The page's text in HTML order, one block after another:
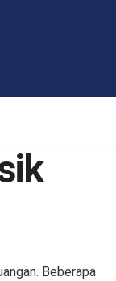
Beberapa